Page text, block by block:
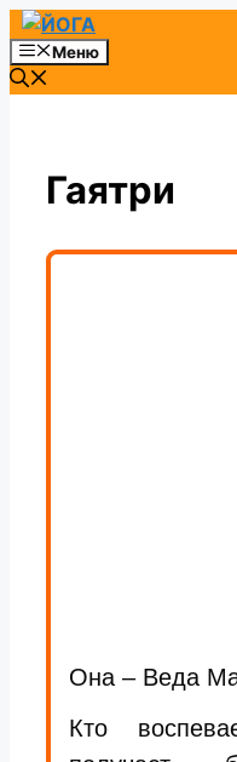
Перейти
содержимому
Меню
Гаятри
Она – Веда
Кто